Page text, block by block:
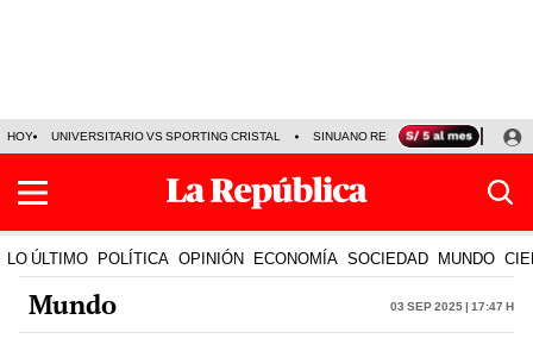
HOY UNIVERSITARIO VS SPORTING CRISTAL SINUANO RESULTADOS HOY
LO ÚLTIMO POLÍTICA OPINIÓN ECONOMÍA SOCIEDAD MUNDO
Mundo 03 Sep 2025 | 17:47 h